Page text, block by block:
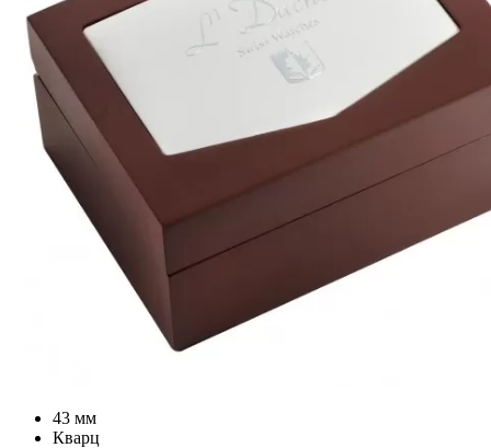
43 мм
Кварц